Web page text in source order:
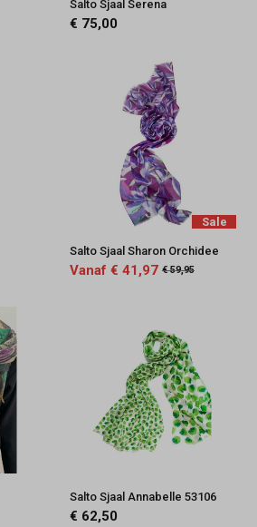
Salto Sjaal Serena
€ 75,00
Sale
Salto Sjaal Sharon Orchidee
Vanaf € 41,97 € 59,95
Salto Sjaal Annabelle 53106
€ 62,50